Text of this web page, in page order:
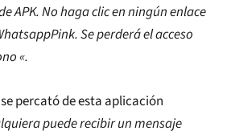
APK. No haga clic en ningún enlace
Se perderá el acceso
«.
se percató de esta aplicación
puede recibir un mensaje